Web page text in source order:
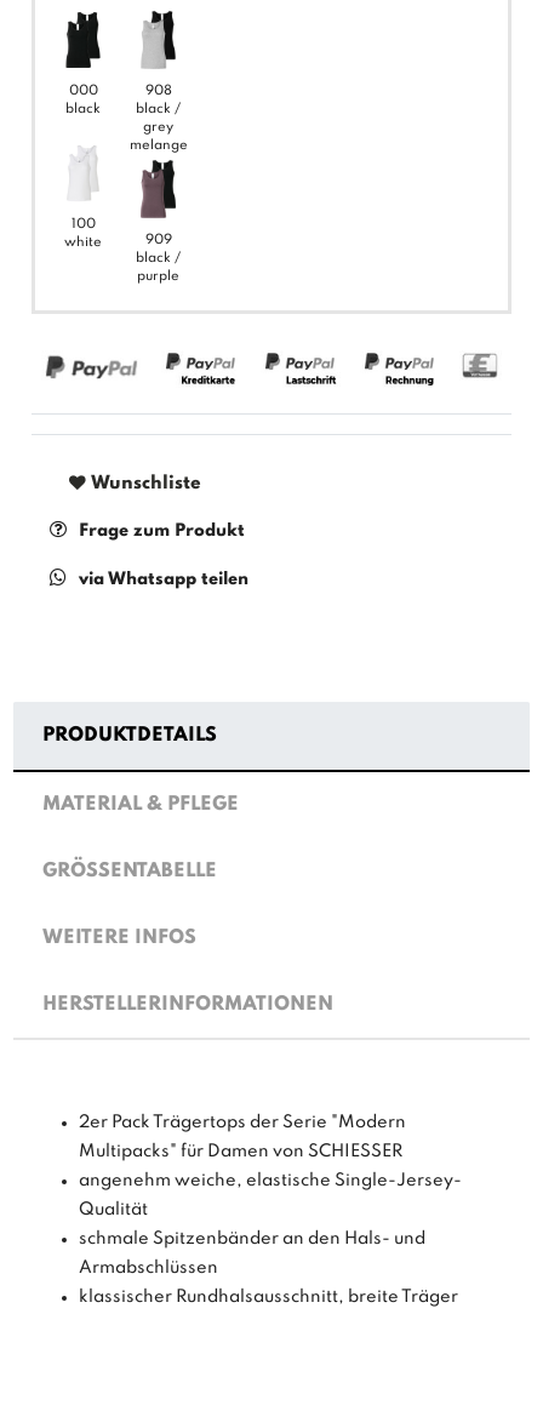
000
black
100
white
908
black /
grey
melange
909
black /
purple
Wunschliste
Frage zum Produkt
via Whatsapp teilen
PRODUKTDETAILS
MATERIAL & PFLEGE
GRÖSSENTABELLE
WEITERE INFOS
HERSTELLERINFORMATIONEN
2er Pack Trägertops der Serie "Modern
Multipacks" für Damen von SCHIESSER
angenehm weiche, elastische Single-Jersey-
Qualität
schmale Spitzenbänder an den Hals- und
Armabschlüssen
klassischer Rundhalsausschnitt, breite Träger